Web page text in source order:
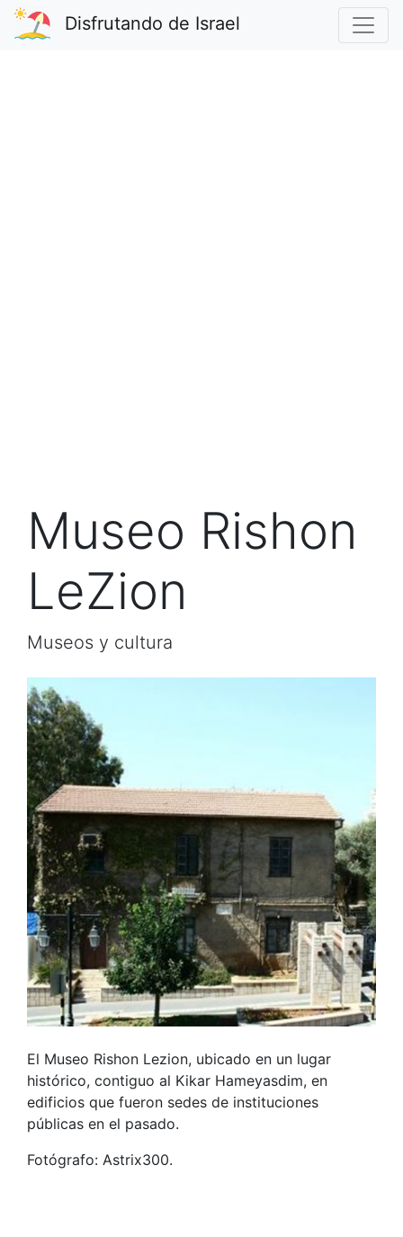
Disfrutando de Israel
Museo Rishon
LeZion
Museos y cultura
El Museo Rishon Lezion, ubicado en un lugar
histórico, contiguo al Kikar Hameyasdim, en
edificios que fueron sedes de instituciones
públicas en el pasado.
Fotógrafo: Astrix300.